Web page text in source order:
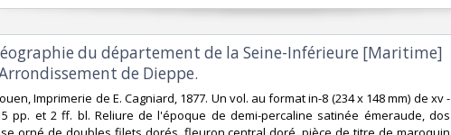
du département de la Seine-Inférieure [Maritime]
de Dieppe.‎
Imprimerie de E. Cagniard, 1877. Un vol. au format in-8 (234 x 148 mm) de xv -
pp. et 2 ff. bl. Reliure de l'époque de demi-percaline satinée émeraude, dos